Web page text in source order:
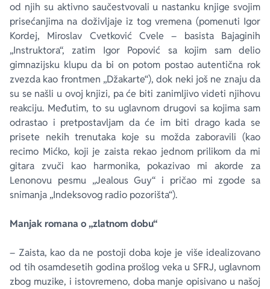
od njih su aktivno saučestvovali u nastanku knjige svojim
prisećanjima na doživljaje iz tog vremena (pomenuti Igor
Kordej, Miroslav Cvetković Cvele – basista Bajaginih
„Instruktora“, zatim Igor Popović sa kojim sam delio
gimnazijsku klupu da bi on potom postao autentična rok
zvezda kao frontmen „Džakarte“), dok neki još ne znaju da
su se našli u ovoj knjizi, pa će biti zanimljivo videti njihovu
reakciju. Međutim, to su uglavnom drugovi sa kojima sam
odrastao i pretpostavljam da će im biti drago kada se
prisete nekih trenutaka koje su možda zaboravili (kao
recimo Mićko, koji je zaista rekao jednom prilikom da mi
gitara zvuči kao harmonika, pokazivao mi akorde za
Lenonovu pesmu „Jealous Guy“ i pričao mi zgode sa
snimanja „Indeksovog radio pozorišta“).
Manjak romana o „zlatnom dobu“
– Zaista, kao da ne postoji doba koje je više idealizovano
od tih osamdesetih godina prošlog veka u SFRJ, uglavnom
zbog muzike, i istovremeno, doba manje opisivano u našoj